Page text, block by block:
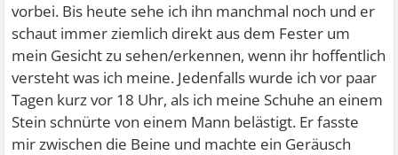
vorbei. Bis heute sehe ich ihn manchmal noch und er
schaut immer ziemlich direkt aus dem Fester um
mein Gesicht zu sehen/erkennen, wenn ihr hoffentlich
versteht was ich meine. Jedenfalls wurde ich vor paar
Tagen kurz vor 18 Uhr, als ich meine Schuhe an einem
Stein schnürte von einem Mann belästigt. Er fasste
mir zwischen die Beine und machte ein Geräusch